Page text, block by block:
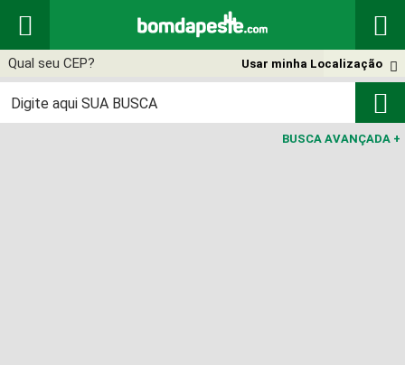
 

Usar minha Localização

BUSCA AVANÇADA +